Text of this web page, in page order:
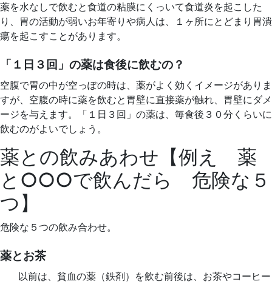
薬を水なしで飲むと食道の粘膜にくっいて食道炎を起こした
り、胃の活動が弱いお年寄りや病人は、１ヶ所にとどまり胃潰
瘍を起こすことがあります。
「１日３回」の薬は食後に飲むの？
空腹で胃の中が空っぽの時は、薬がよく効くイメージがありま
すが、空腹の時に薬を飲むと胃壁に直接薬が触れ、胃壁にダメ
ージを与えます。「１日３回」の薬は、毎食後３０分くらいに
飲むのがよいでしょう。
薬との飲みあわせ【例え 薬
と○○○で飲んだら 危険な５
つ】
危険な５つの飲み合わせ。
薬とお茶
以前は、貧血の薬（鉄剤）を飲む前後は、お茶やコーヒー